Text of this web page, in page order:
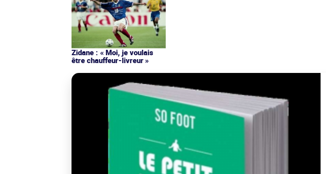
Zidane : « Moi, je voulais
être chauffeur-livreur »